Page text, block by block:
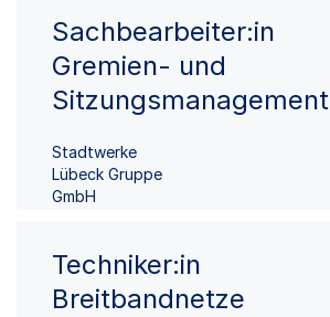
Sachbearbeiter:in
Gremien- und
Sitzungsmanagement
Stadtwerke
Lübeck Gruppe
GmbH
Techniker:in
Breitbandnetze